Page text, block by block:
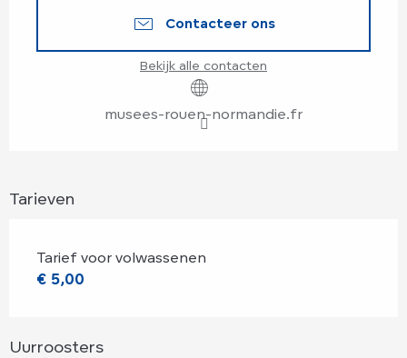
Contacteer ons
Bekijk alle contacten
musees-rouen-normandie.fr
Tarieven
Tarief voor volwassenen
€ 5,00
Uurroosters